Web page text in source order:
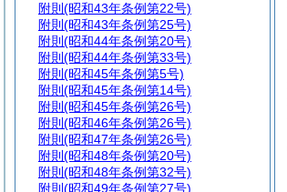
附則 (昭和43年条例第22号)
附則 (昭和43年条例第25号)
附則 (昭和44年条例第20号)
附則 (昭和44年条例第33号)
附則 (昭和45年条例第5号)
附則 (昭和45年条例第14号)
附則 (昭和45年条例第26号)
附則 (昭和46年条例第26号)
附則 (昭和47年条例第26号)
附則 (昭和48年条例第20号)
附則 (昭和48年条例第32号)
附則 (昭和49年条例第27号)